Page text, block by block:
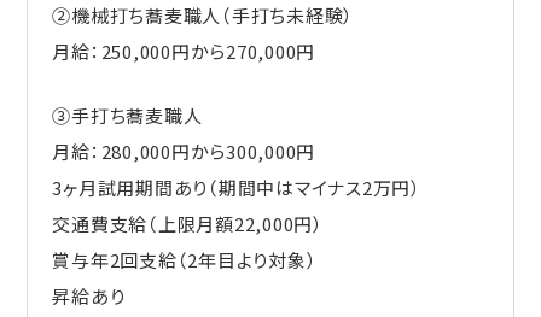
②機械打ち蕎麦職人（手打ち未経験）
月給：250,000円から270,000円
③手打ち蕎麦職人
月給：280,000円から300,000円
3ヶ月試用期間あり（期間中はマイナス2万円）
交通費支給（上限月額22,000円）
賞与年2回支給（2年目より対象）
昇給あり